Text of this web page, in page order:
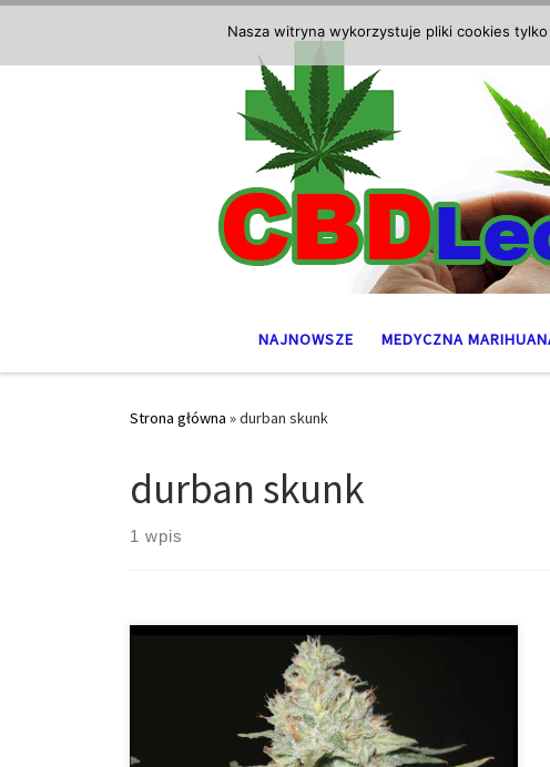
NAJNOWSZE MEDYCZNA
Strona główna »durban skunk
durban skunk
1 wpis
Ilość THC: 16 procent Ilość CBD: 0.1 procent Rodowód:
Short Term Amnesia, Hindu Kush, Durban Skunk Ogre to
łagodna hybryda, w której dominuje indica, a która
popularna jest wśród początkujących hodowców.
Nasza witryna wykorzystuje pliki cookies